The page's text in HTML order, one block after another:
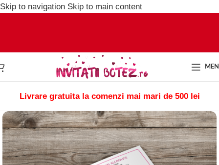
Skip to navigation Skip to main content
Livrare gratuita la comenzi mai mari de 500 lei